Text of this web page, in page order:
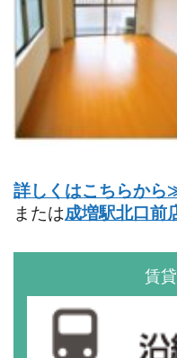
詳しくはこちらか
または成増駅北口前
賃